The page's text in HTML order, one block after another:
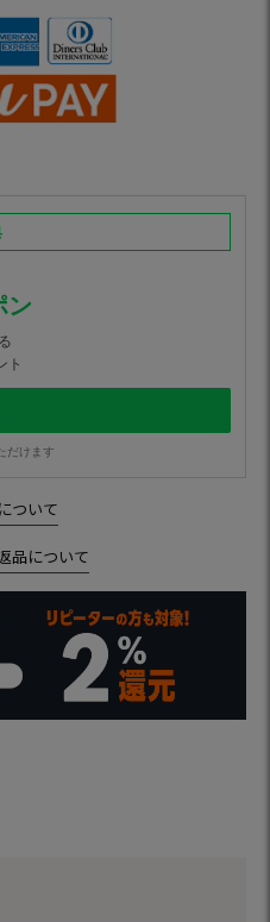
ン
ト
だけます
ついて
品について